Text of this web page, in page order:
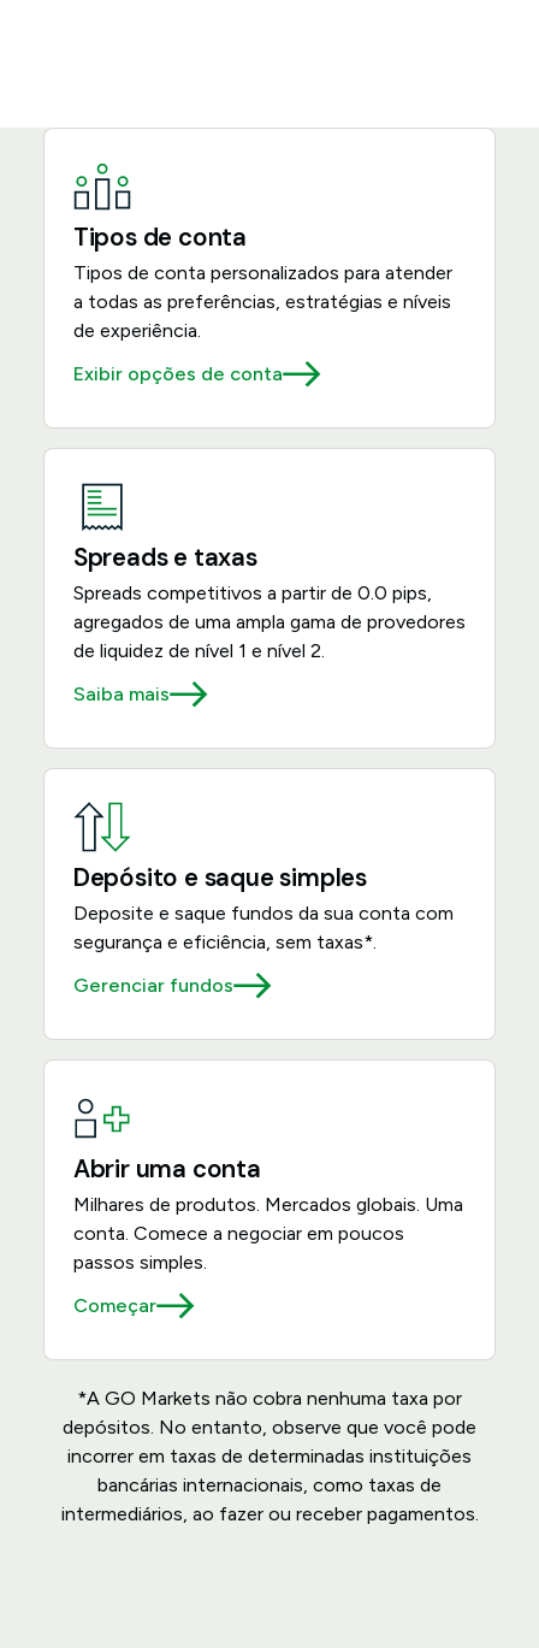
Tipos de conta
Tipos de conta personalizados para atender
a todas as preferências, estratégias e níveis
de experiência.
Exibir opções de conta
Spreads e taxas
Spreads competitivos a partir de 0.0 pips,
agregados de uma ampla gama de provedores
de liquidez de nível 1 e nível 2.
Saiba mais
Depósito e saque simples
Deposite e saque fundos da sua conta com
segurança e eficiência, sem taxas*.
Gerenciar fundos
Abrir uma conta
Milhares de produtos. Mercados globais. Uma
conta. Comece a negociar em poucos
passos simples.
Começar
*A GO Markets não cobra nenhuma taxa por
depósitos. No entanto, observe que você pode
incorrer em taxas de determinadas instituições
bancárias internacionais, como taxas de
intermediários, ao fazer ou receber pagamentos.